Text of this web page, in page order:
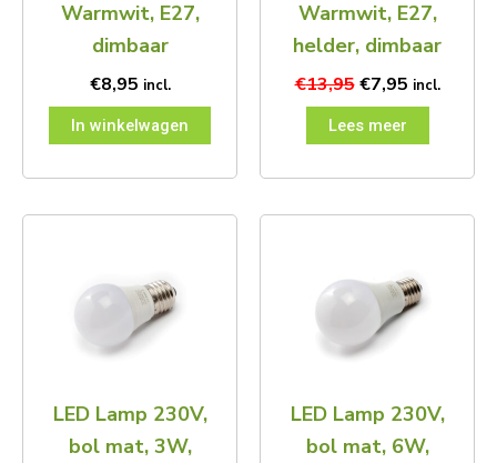
Warmwit, E27,
dimbaar
€8,95 incl.
In winkelwagen
Warmwit, E27,
helder, dimbaar
€13,95 €7,95 incl.
Lees meer
LED Lamp 230V,
bol mat, 3W,
LED Lamp 230V,
bol mat, 6W,